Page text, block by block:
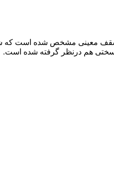
مشخص شده است که شما
سختی هم درنظر گرفته شده است.